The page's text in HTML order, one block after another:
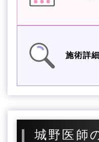
施術詳
城野医師